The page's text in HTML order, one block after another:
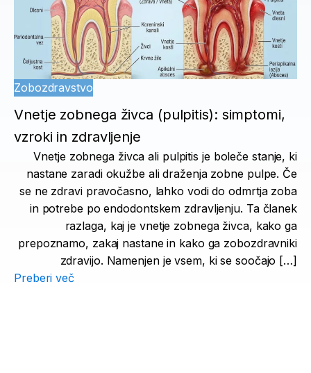
Zobozdravstvo
Vnetje zobnega živca (pulpitis): simptomi,
vzroki in zdravljenje
Vnetje zobnega živca ali pulpitis je boleče stanje, ki
nastane zaradi okužbe ali draženja zobne pulpe. Če
se ne zdravi pravočasno, lahko vodi do odmrtja zoba
in potrebe po endodontskem zdravljenju. Ta članek
razlaga, kaj je vnetje zobnega živca, kako ga
prepoznamo, zakaj nastane in kako ga zobozdravniki
zdravijo. Namenjen je vsem, ki se soočajo […]
Preberi več